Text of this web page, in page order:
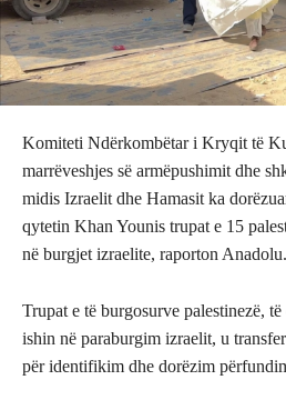
Komiteti Ndërkombëtar i Kryqit të
marrëveshjes së armëpushimit dhe
midis Izraelit dhe Hamasit ka
qytetin Khan Younis trupat e 15
në burgjet izraelite, raporton Anadolu.
Trupat e të burgosurve palestinezë,
ishin në paraburgim izraelit, u
për identifikim dhe dorëzim